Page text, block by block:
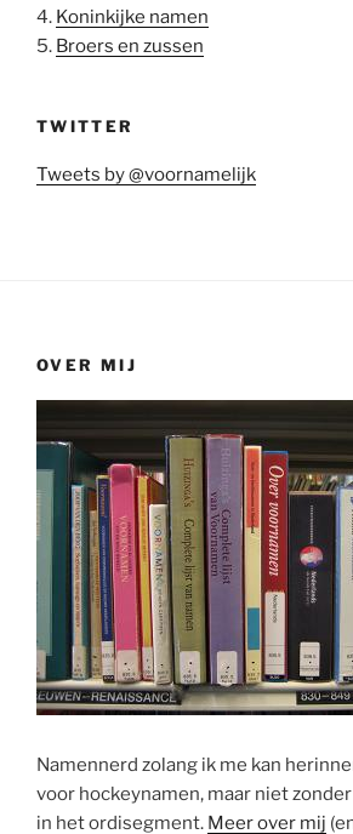
4. Koninkijke namen
5. Broers en zussen
TWITTER
Tweets by @voornamelijk
OVER MIJ
Namennerd zolang ik me kan
voor hockeynamen, maar niet
in het ordisegment. Meer over mij